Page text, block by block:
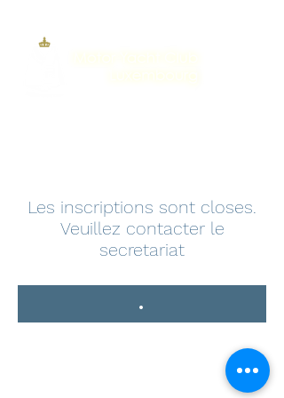
Les inscriptions sont closes.
Veuillez contacter le
secretariat
.